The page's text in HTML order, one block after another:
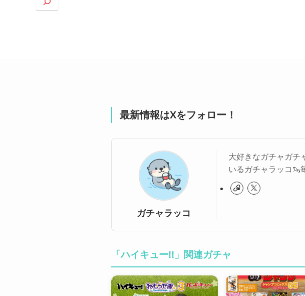
最新情報はXをフォロー！
ガチャラッコ
大好きなガチャガチ
いるガチャラッコ🦦
「ハイキュー!!」関連ガチャ